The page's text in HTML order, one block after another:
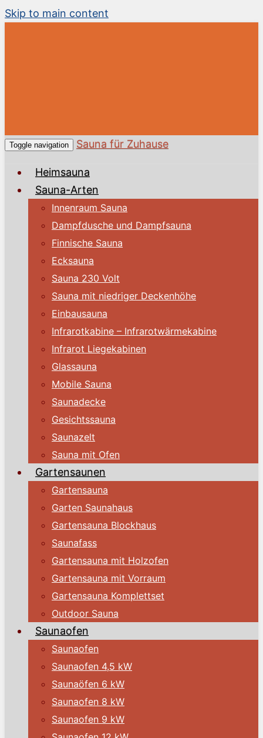
Skip to main content
Toggle navigation Sauna für Zuhause
Heimsauna
Sauna-Arten
Innenraum Sauna
Dampfdusche und Dampfsauna
Finnische Sauna
Ecksauna
Sauna 230 Volt
Sauna mit niedriger Deckenhöhe
Einbausauna
Infrarotkabine – Infrarotwärmekabine
Infrarot Liegekabinen
Glassauna
Mobile Sauna
Saunadecke
Gesichtssauna
Saunazelt
Sauna mit Ofen
Gartensaunen
Gartensauna
Garten Saunahaus
Gartensauna Blockhaus
Saunafass
Gartensauna mit Holzofen
Gartensauna mit Vorraum
Gartensauna Komplettset
Outdoor Sauna
Saunaofen
Saunaofen
Saunaofen 4,5 kW
Saunaöfen 6 kW
Saunaofen 8 kW
Saunaofen 9 kW